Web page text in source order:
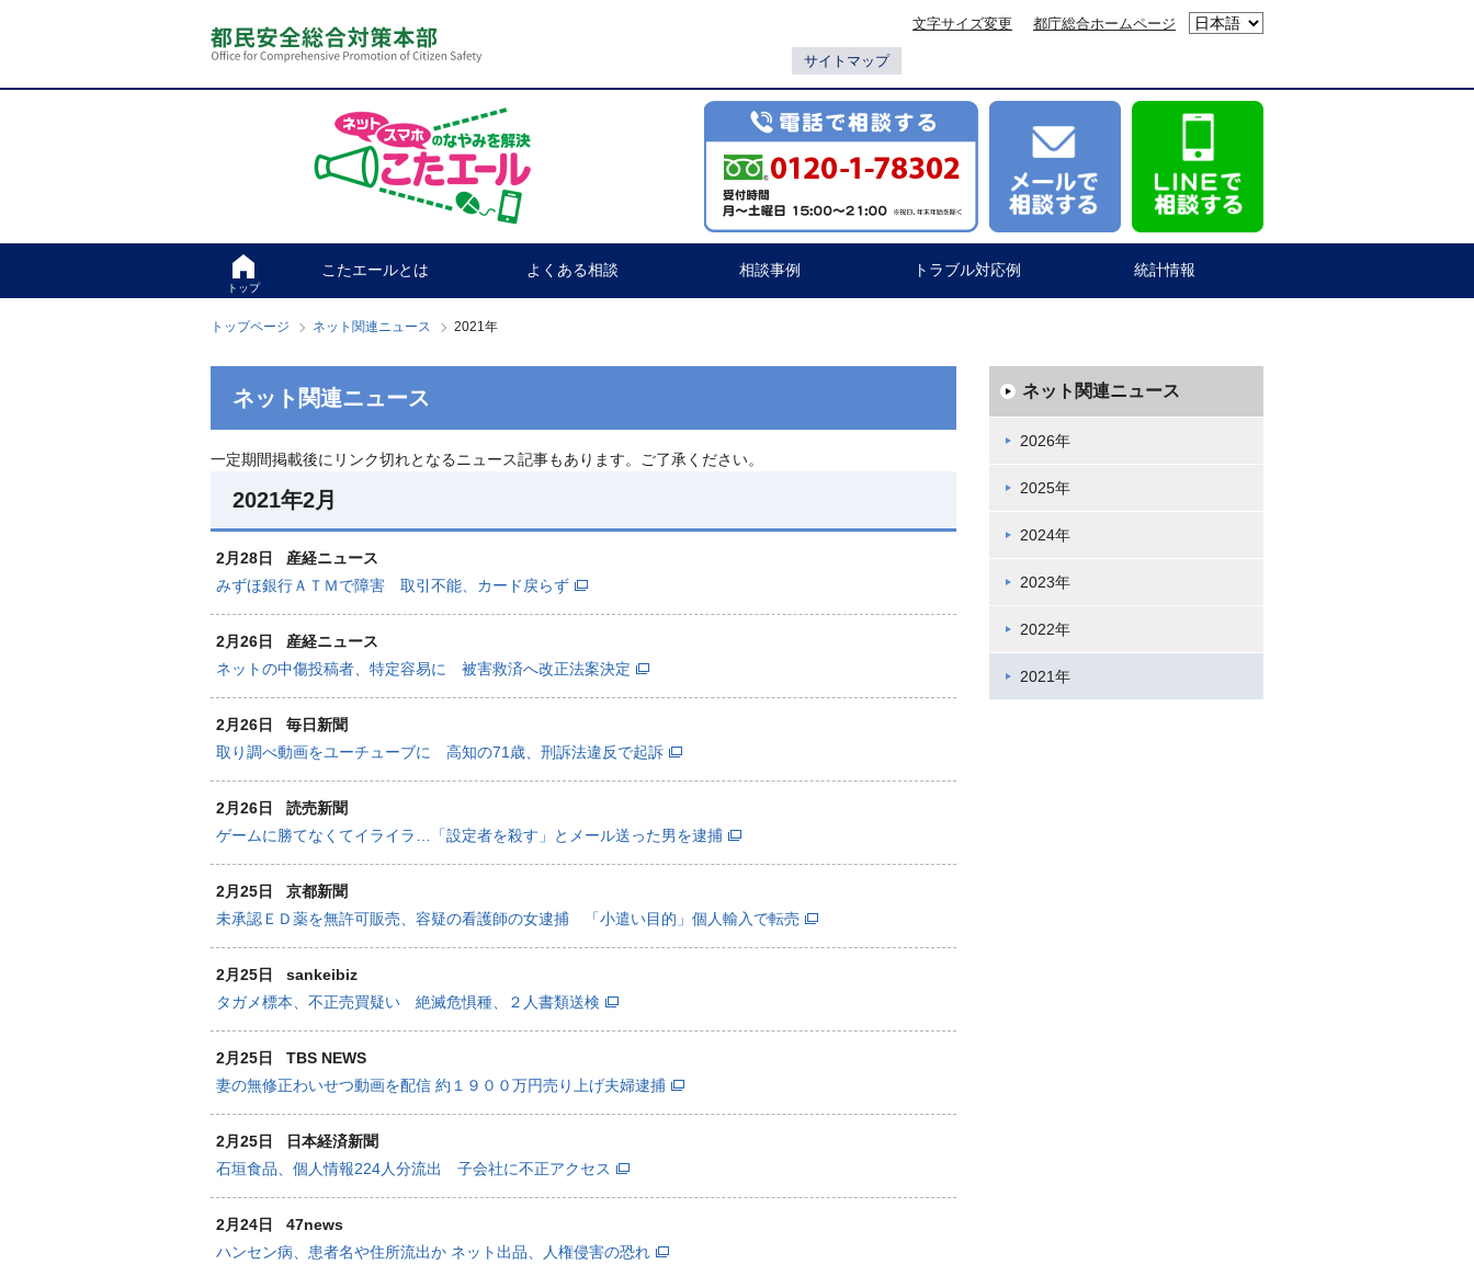
ス
文字サイズ変更 都庁総合ホームページ
サイトマップ
トップ
こたエールとは よくある相談 相談事例 トラブル対応例 統計情報
ら
トップページ ネット関連ニュース 2021年
ネット関連ニュース
2026年
2025年
2024年
2023年
2022年
2021年
ネット関連ニュース
一定期間掲載後にリンク切れとなるニュース記事もあります。ご了承ください。
2021年2月
2月28日
産経ニュース
みずほ銀行ＡＴＭで障害 取引不能、カード戻らず
2月26日
産経ニュース
ネットの中傷投稿者、特定容易に 被害救済へ改正法案決定
2月26日
毎日新聞
取り調べ動画をユーチューブに 高知の71歳、刑訴法違反で起訴
2月26日
読売新聞
ゲームに勝てなくてイライラ…「設定者を殺す」とメール送った男を逮捕
2月25日
京都新聞
未承認ＥＤ薬を無許可販売、容疑の看護師の女逮捕 「小遣い目的」個人輸入で転売
2月25日
sankeibiz
タガメ標本、不正売買疑い 絶滅危惧種、２人書類送検
2月25日
TBS NEWS
妻の無修正わいせつ動画を配信 約１９００万円売り上げ夫婦逮捕
2月25日
日本経済新聞
石垣食品、個人情報224人分流出 子会社に不正アクセス
2月24日
47news
ハンセン病、患者名や住所流出か ネット出品、人権侵害の恐れ